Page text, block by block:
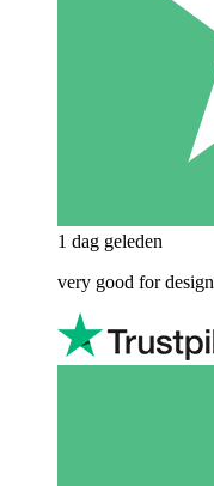
1 dag geleden
very good for design